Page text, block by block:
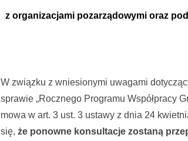
z organizacjami pozarządowymi oraz
W związku z wniesionymi uwagami
sprawie „Rocznego Programu Współpracy
mowa w art. 3 ust. 3 ustawy z dnia 24
się, że ponowne konsultacje zostaną